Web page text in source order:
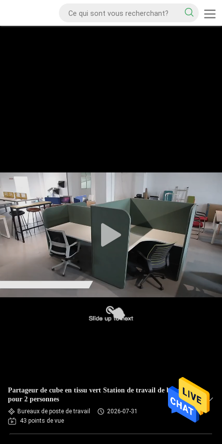
Partageur de cube en tissu vert Station de travail de bureau
pour 2 personnes
Bureaux de poste de travail
2026-07-31
43 points de vue